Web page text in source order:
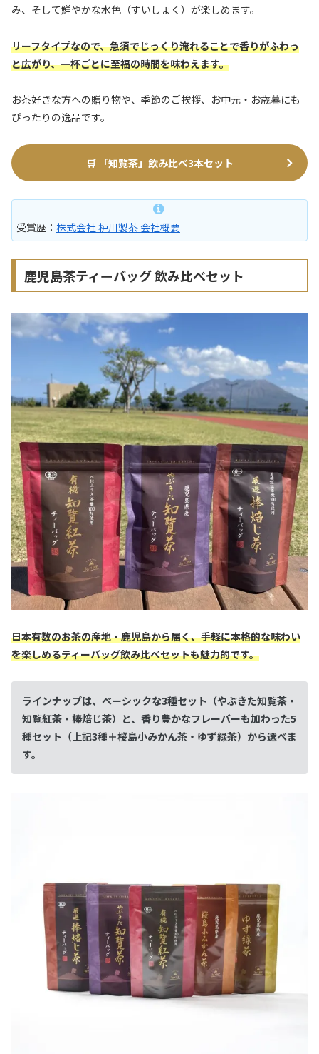
み、そして鮮やかな水色（すいしょく）が楽しめます。
リーフタイプなので、急須でじっくり淹れることで香りがふわっ
と広がり、一杯ごとに至福の時間を味わえます。
お茶好きな方への贈り物や、季節のご挨拶、お中元・お歳暮にも
ぴったりの逸品です。
🛒 「知覧茶」飲み比べ3本セット
受賞歴： 株式会社 枦川製茶 会社概要
鹿児島茶ティーバッグ 飲み比べセット
日本有数のお茶の産地・鹿児島から届く、手軽に本格的な味わい
を楽しめるティーバッグ飲み比べセットも魅力的です。
ラインナップは、ベーシックな3種セット（やぶきた知覧茶・
知覧紅茶・棒焙じ茶）と、香り豊かなフレーバーも加わった5
種セット（上記3種＋桜島小みかん茶・ゆず緑茶）から選べま
す。